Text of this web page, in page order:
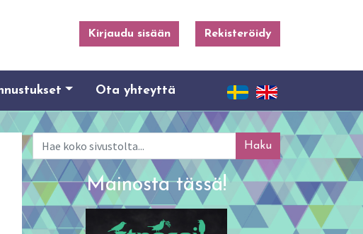
Kirjaudu sisään Rekisteröidy
Ota yhteyttä
Haku
Mainosta tässä!